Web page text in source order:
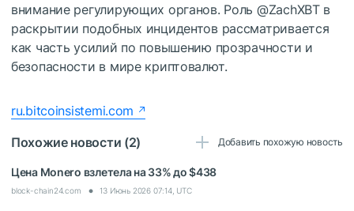
внимание регулирующих органов. Роль @ZachXBT в
раскрытии подобных инцидентов рассматривается
как часть усилий по повышению прозрачности и
безопасности в мире криптовалют.
ru.bitcoinsistemi.com
Похожие новости (2)
Добавить похожую новость
Цена Monero взлетела на 33% до $438
block-chain24.com 13 Июнь 2026 07:14, UTC